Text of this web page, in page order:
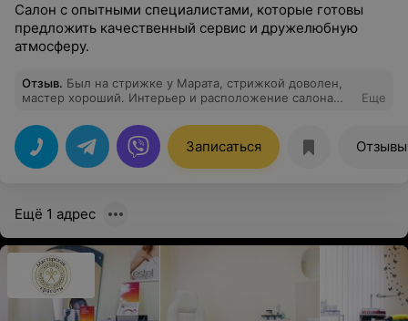
Салон с опытными специалистами, которые готовы
предложить качественный сервис и дружелюбную
атмосферу.
Отзыв. Был на стрижке у Марата, стрижкой доволен,
мастер хороший. Интерьер и расположение салона
Еще
Записаться Отзывы
Ещё 1 адрес